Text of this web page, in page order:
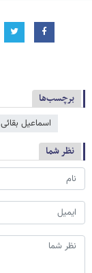
برچسب‌ها
اسماعیل بقائی
نظر شما